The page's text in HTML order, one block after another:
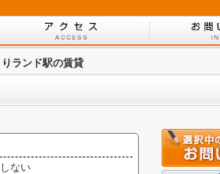
ランド駅の賃貸
ない